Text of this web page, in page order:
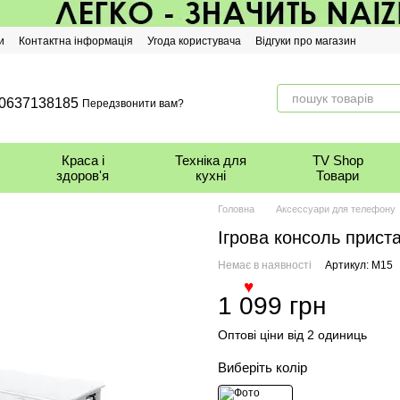
Контактна інформація Угода користувача Відгуки про магазин
Передзвонити вам?
Краса і
здоров'я
Техніка для
кухні
TV Shop
Товари
Головна Аксессуари для телефону
Ігрова консоль
Немає в наявності Артикул: M15
1 099 грн
Оптові ціни від 2 одиниць
Виберіть колір
♥